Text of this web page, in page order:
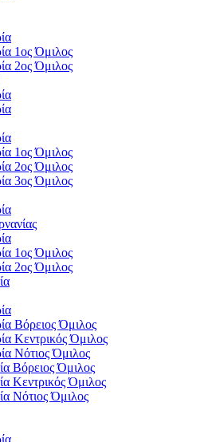
1ος Όμιλος
2ος Όμιλος
1ος Όμιλος
2ος Όμιλος
3ος Όμιλος
1ος Όμιλος
2ος Όμιλος
Βόρειος Όμιλος
Κεντρικός Όμιλος
Νότιος Όμιλος
Βόρειος Όμιλος
Κεντρικός Όμιλος
Νότιος Όμιλος